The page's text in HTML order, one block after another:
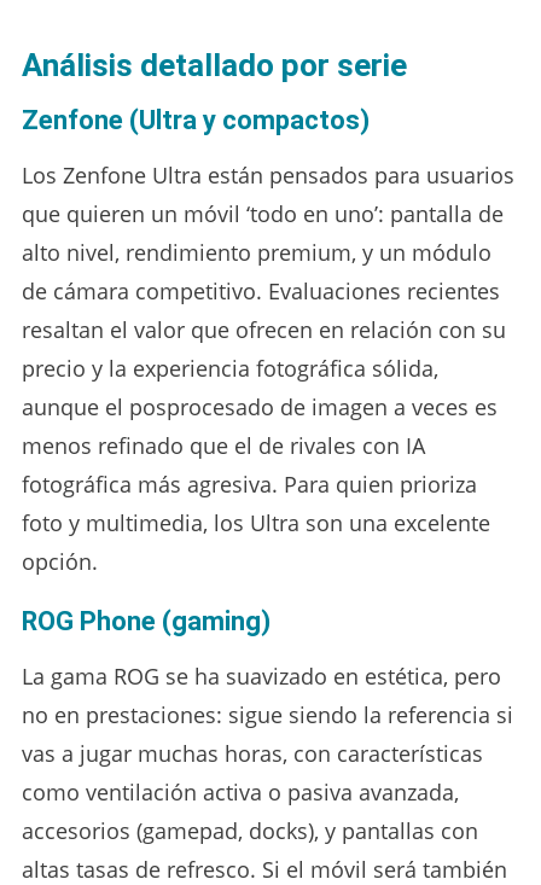
Análisis detallado por serie
Zenfone (Ultra y compactos)
Los Zenfone Ultra están pensados para usuarios
que quieren un móvil ‘todo en uno’: pantalla de
alto nivel, rendimiento premium, y un módulo
de cámara competitivo. Evaluaciones recientes
resaltan el valor que ofrecen en relación con su
precio y la experiencia fotográfica sólida,
aunque el posprocesado de imagen a veces es
menos refinado que el de rivales con IA
fotográfica más agresiva. Para quien prioriza
foto y multimedia, los Ultra son una excelente
opción.
ROG Phone (gaming)
La gama ROG se ha suavizado en estética, pero
no en prestaciones: sigue siendo la referencia si
vas a jugar muchas horas, con características
como ventilación activa o pasiva avanzada,
accesorios (gamepad, docks), y pantallas con
altas tasas de refresco. Si el móvil será también